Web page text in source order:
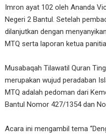
Imron ayat 102 oleh Ananda
Negeri 2 Bantul. Setelah
dilanjutkan dengan
MTQ serta laporan ketua
Musabaqah Tilawatil Quran
merupakan wujud peradaban
MTQ adalah pedoman dari
Bantul Nomor 427/1354 dan
Acara ini mengambil tema